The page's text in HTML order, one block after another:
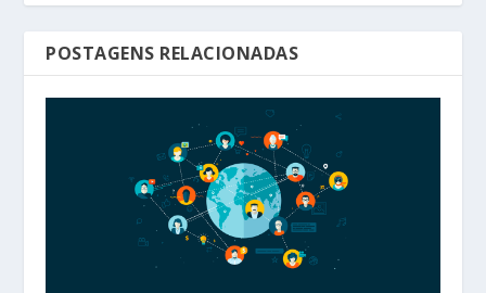
POSTAGENS RELACIONADAS